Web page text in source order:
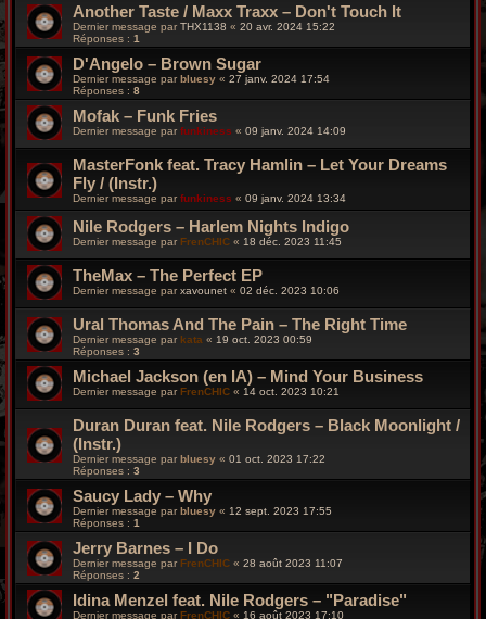
Another Taste / Maxx Traxx ‎– Don't Touch It
Dernier message par THX1138 « 20 avr. 2024 15:22
Réponses : 1
D'Angelo – Brown Sugar
Dernier message parbluesy « 27 janv. 2024 17:54
Réponses : 8
Mofak – Funk Fries
Dernier message par funkiness « 09 janv. 2024 14:09
MasterFonk feat. Tracy Hamlin – Let Your Dreams
Fly / (Instr.)
Dernier message par funkiness « 09 janv. 2024 13:34
Nile Rodgers – Harlem Nights Indigo
Dernier message par FrenCHIC « 18 déc. 2023 11:45
TheMax – The Perfect EP
Dernier message parxavounet « 02 déc. 2023 10:06
Ural Thomas And The Pain – The Right Time
Dernier message par kata « 19 oct. 2023 00:59
Réponses : 3
Michael Jackson (en IA) – Mind Your Business
Dernier message parFrenCHIC « 14 oct. 2023 10:21
Duran Duran feat. Nile Rodgers – Black Moonlight /
(Instr.)
Dernier message par bluesy « 01 oct. 2023 17:22
Réponses : 3
Saucy Lady – Why
Dernier message parbluesy « 12 sept. 2023 17:55
Réponses : 1
Jerry Barnes – I Do
Dernier message par FrenCHIC « 28 août 2023 11:07
Réponses : 2
Idina Menzel feat. Nile Rodgers – "Paradise"
Dernier message parFrenCHIC « 16 août 2023 17:10